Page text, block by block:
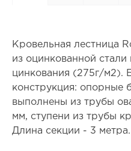
Кровельная лестница
из оцинкованной стали
цинкования (275г/м2).
конструкция: опорные
выполнены из трубы
мм, ступени из трубы
Длина секции - 3 метра.